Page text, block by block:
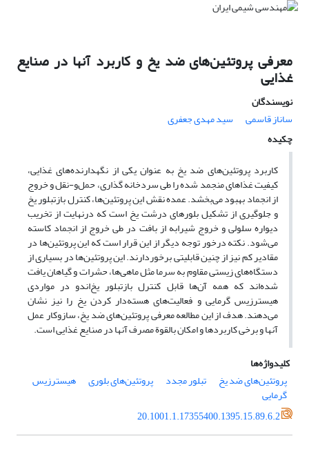
معرفی پروتئین‌های ضد یخ و کاربرد آنها در صنایع
غذایی
نویسندگان
ساناز قاسمی
سید مهدی جعفری
چکیده
کاربرد پروتئین‌های ضد یخ به عنوان یکی از نگهدارنده‌های غذایی،
کیفیت غذاهای منجمد شده را طی سردخانه گذاری، حمل‌و-نقل و خروج
از انجماد بهبود می‌بخشد. عمده نقش این پروتئین‌ها، کنترل بازتبلور یخ
و جلوگیری از تشکیل بلورهای درشت یخ است که درنهایت از تخریب
دیواره سلولی و خروج شیرابه از بافت در طی خروج از انجماد کاسته
می‌شود. نکته درخور توجه دیگر از این قرار است که این پروتئین‌ها در
مقادیر کم نیز از چنین قابلیتی برخوردارند. این پروتئین‌ها در بسیاری از
دستگاه‌های زیستی مقاوم به سرما مثل ماهی‌ها، حشرات و گیاهان یافت
شده‌اند که همه آن‌ها قابل کنترل بازتبلور یخ‌اندو در مواردی
هیسترزیس گرمایی و فعالیت‌های هسته‌دار کردن یخ را نیز نشان
می‌دهند. هدف از این مطالعه معرفی پروتئین‌های ضد یخ، سازوکار عمل
آنها و برخی کاربردها و امکان بالقوة مصرف آنها در صنایع غذایی است.
کلیدواژه‌ها
پروتئین‌های ضد یخ
تبلور مجدد پروتئین‌های بلوری هیسترزیس
گرمایی
20.1001.1.17355400.1395.15.89.6.2